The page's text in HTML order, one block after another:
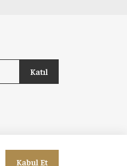
Katıl
Kabul Et